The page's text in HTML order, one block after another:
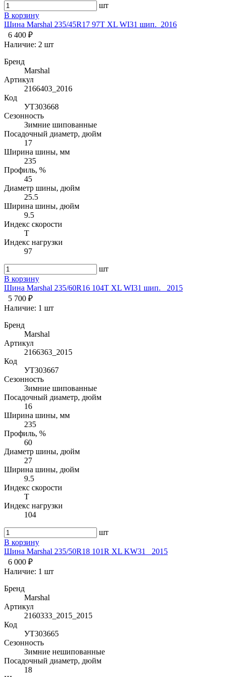
шт
В корзину
Шина Marshal 235/45R17 97T XL WI31 шип._2016
6 400 ₽
Наличие: 2 шт
Бренд
Marshal
Артикул
2166403_2016
Код
УТ303668
Сезонность
Зимние шипованные
Посадочный диаметр, дюйм
17
Ширина шины, мм
235
Профиль, %
45
Диаметр шины, дюйм
25.5
Ширина шины, дюйм
9.5
Индекс скорости
T
Индекс нагрузки
97
шт
В корзину
Шина Marshal 235/60R16 104T XL WI31 шип. _2015
5 700 ₽
Наличие: 1 шт
Бренд
Marshal
Артикул
2166363_2015
Код
УТ303667
Сезонность
Зимние шипованные
Посадочный диаметр, дюйм
16
Ширина шины, мм
235
Профиль, %
60
Диаметр шины, дюйм
27
Ширина шины, дюйм
9.5
Индекс скорости
T
Индекс нагрузки
104
шт
В корзину
Шина Marshal 235/50R18 101R XL KW31 _2015
6 000 ₽
Наличие: 1 шт
Бренд
Marshal
Артикул
2160333_2015_2015
Код
УТ303665
Сезонность
Зимние нешипованные
Посадочный диаметр, дюйм
18